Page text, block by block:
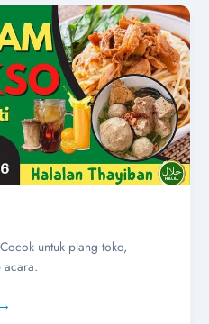
untuk plang toko,
acara.